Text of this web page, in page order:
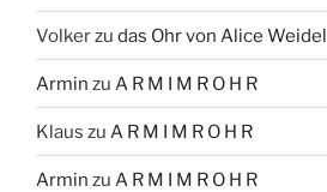
Volkerzu das Ohr von Alice Weidel
Armin zu A R M I M R O H R
Klaus zu A R M I M R O H R
Armin zu A R M I M R O H R